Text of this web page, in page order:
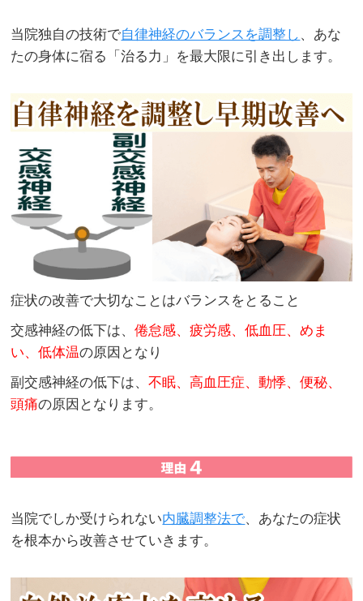
当院独自の技術で自律神経のバランスを調整し 、あな
たの身体に宿る「治る力」を最大限に引き出します。
症状の改善で大切なことはバランスをとること
交感神経の低下は、倦怠感、疲労感、低血圧、めま
い、低体温の原因となり
副交感神経の低下は、不眠、高血圧症、動悸、便秘、
頭痛の原因となります。
当院でしか受けられない内臓調整法で、あなたの症状
を根本から改善させていきます。